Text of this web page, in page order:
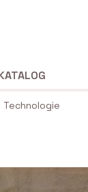
Technologie